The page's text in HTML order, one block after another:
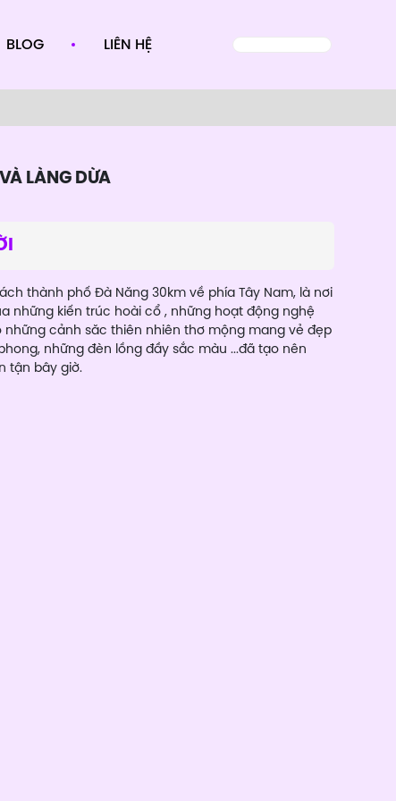
BLOG LIÊN HỆ
LÀNG DỪA
thành phố Đà Năng 30km về phía Tây Nam, là nơi
những kiến trúc hoài cổ , những hoạt động nghệ
cảnh săc thiên nhiên thơ mộng mang vẻ đẹp
những đèn lồng đầy sắc màu ...đã tạo nên
tận bây giờ.